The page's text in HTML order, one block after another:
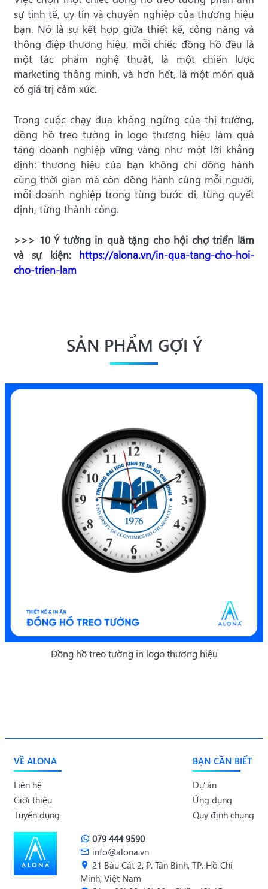
sự tinh tế, uy tín và chuyên nghiệp của thương hiệu
bạn. Nó là sự kết hợp giữa thiết kế, công năng và
thông điệp thương hiệu, mỗi chiếc đồng hồ đều là
một tác phẩm nghệ thuật, là một chiến lược
marketing thông minh, và hơn hết, là một món quà
có giá trị cảm xúc.
Trong cuộc chạy đua không ngừng của thị trường,
đồng hồ treo tường in logo thương hiệu làm quà
tặng doanh nghiệp vững vàng như một lời khẳng
định: thương hiệu của bạn không chỉ đồng hành
cùng thời gian mà còn đồng hành cùng mỗi người,
mỗi doanh nghiệp trong từng bước đi, từng quyết
định, từng thành công.
>>> 10 Ý tưởng in quà tặng cho hội chợ triển lãm
và sự kiện: https://alona.vn/in-qua-tang-cho-hoi-
cho-trien-lam
SẢN PHẨM GỢI Ý
Đồng hồ treo tường in logo thương hiệu
079 444 9590
info@alona.vn
21 Bàu Cát 2, P. Tân Bình, TP. Hồ Chí
Minh, Việt Nam
VỀ ALONA
Liên hệ
Giới thiệu
Tuyển dụng
BẠN CẦN BIẾT
Dự án
Ứng dụng
Quy định chung